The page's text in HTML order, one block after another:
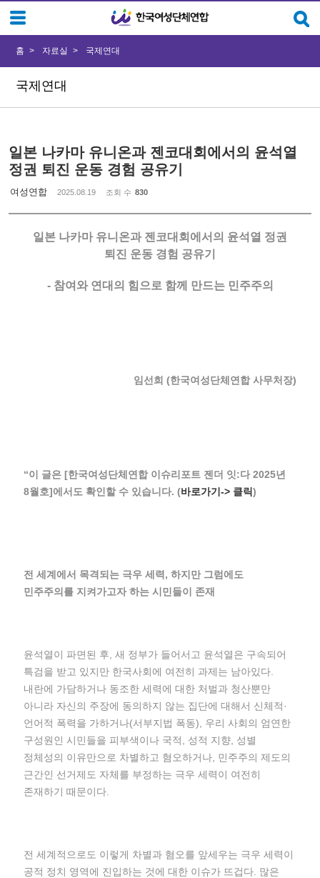
국제연대
홈 자료실 국제연대
일본 나카마 유니온과 젠코대회에서의 윤석열
정권 퇴진 운동 경험 공유기
여성연합 2025.08.19 조회 수 830
일본 나카마 유니온과 젠코대회에서의 윤석열 정권
퇴진 운동 경험 공유기
- 참여와 연대의 힘으로 함께 만드는 민주주의
임선희 (한국여성단체연합 사무처장)
“이 글은 [한국여성단체연합 이슈리포트 젠더 잇:다 2025년
8월호]에서도 확인할 수 있습니다. (바로가기-> 클릭)
전 세계에서 목격되는 극우 세력, 하지만 그럼에도
민주주의를 지켜가고자 하는 시민들이 존재
윤석열이 파면된 후, 새 정부가 들어서고 윤석열은 구속되어
특검을 받고 있지만 한국사회에 여전히 과제는 남아있다.
내란에 가담하거나 동조한 세력에 대한 처벌과 청산뿐만
아니라 자신의 주장에 동의하지 않는 집단에 대해서 신체적·
언어적 폭력을 가하거나(서부지법 폭동), 우리 사회의 엄연한
구성원인 시민들을 피부색이나 국적, 성적 지향, 성별
정체성의 이유만으로 차별하고 혐오하거나, 민주주의 제도의
근간인 선거제도 자체를 부정하는 극우 세력이 여전히
존재하기 때문이다.
전 세계적으로도 이렇게 차별과 혐오를 앞세우는 극우 세력이
공적 정치 영역에 진입하는 것에 대한 이슈가 뜨겁다. 많은